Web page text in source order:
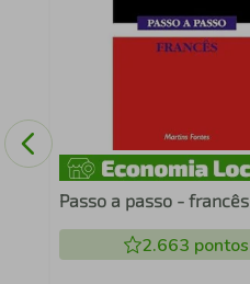
Passo a passo - francês
2.663 pontos